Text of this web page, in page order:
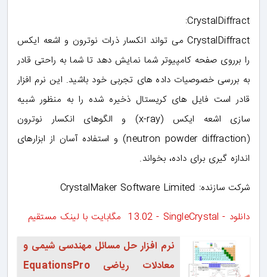
CrystalDiffract:
CrystalDiffract می تواند انکسار ذرات نوترون و اشعه ایکس
را برروی صفحه کامپیوتر شما نمایش دهد تا شما به راحتی قادر
به بررسی خصوصیات داده های تجربی خود باشید. این نرم افزار
قادر است فایل های کریستال ذخیره شده را به منظور شبیه
سازی اشعه ایکس (x-ray) و الگوهای انکسار نوترون
(neutron powder diffraction) و استفاده آسان از ابزارهای
اندازه گیری برای داده، بخواند.
شرکت سازنده: CrystalMaker Software Limited
دانلود - SingleCrystal - ‏13.02 مگابایت با لینک مستقیم
نرم افزار حل مسائل مهندسی شیمی و
معادلات ریاضی EquationsPro